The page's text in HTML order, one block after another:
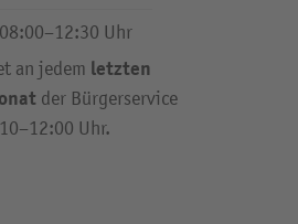
08:00–12:30 Uhr
an jedem letzten
der Bürgerservice
Uhr.